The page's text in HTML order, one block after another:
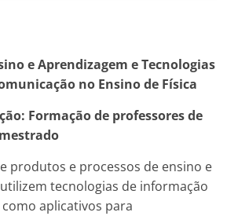
e Aprendizagem e Tecnologias
no Ensino de Física
Formação de professores de
produtos e processos de ensino e
tecnologias de informação
aplicativos para